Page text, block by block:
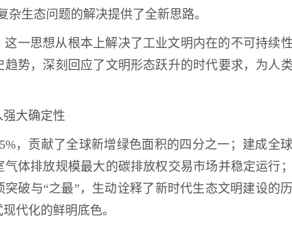
杂生态问题的解决提供了全新思路。
一思想从根本上解决了工业文明内在的不可持续
势，深刻回应了文明形态跃升的时代要求，为人
大确定性
，贡献了全球新增绿色面积的四分之一；建成全
体排放规模最大的碳排放权交易市场并稳定运行
破与“之最”，生动诠释了新时代生态文明建设的
代化的鲜明底色。